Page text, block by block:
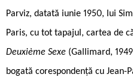
Parviz, datată iunie 1950, lui
Paris, cu tot tapajul, cartea de
Deuxième Sexe (Gallimard,
bogată corespondență cu Jean-